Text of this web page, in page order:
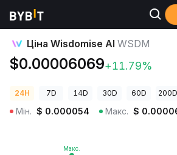
Ціни криптовалют Ціна Wisdomise AI WSDM
Ціна Wisdomise AI WSDM
$0.00006069+11.79%
24H 7D 14D 30D 60D 200D
Мін. $ 0.000054 Макс. $